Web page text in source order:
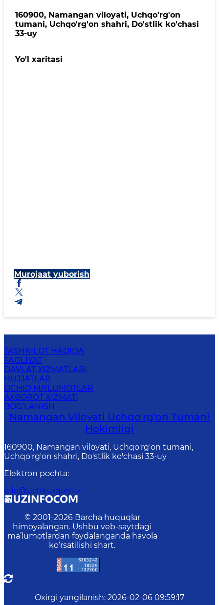
160900, Namangan viloyati, Uchqo'rg'on
tumani, Uchqo'rg'on shahri, Do'stlik ko'chasi
33-uy
Yo'l xaritasi
Murojaat yuborish
TASHKILOT HAQIDA
FAOLIYAT
DAVLAT XIZMATLARI
HUJJATLAR
OCHIQ MA'LUMOTLAR
AXBOROT XIZMATI
BOG‘LANISH
Namangan Viloyati Uchqo'rg'on Tumani
Hokimligi
160900, Namangan viloyati, Uchqo'rg'on tumani,
Uchqo'rg'on shahri, Do'stlik ko'chasi 33-uy
Elektron pochta:
info@uchkurgan.uz
© 2001-2026 Barcha huquqlar
himoyalangan. Ushbu veb-saytdagi
ma’lumotlardan foydalanganda havola
ko‘rsatilishi shart.
Oxirgi yangilanish: 2026-02-06 09:59:17